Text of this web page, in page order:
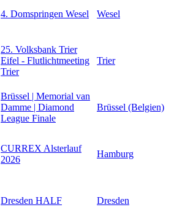
4. Domspringen Wesel Wesel
25. Volksbank Trier
Eifel - Flutlichtmeeting
Trier
Trier
Brüssel | Memorial van
Damme | Diamond
League Finale
Brüssel (Belgien)
CURREX Alsterlauf
2026
Hamburg
Dresden HALF Dresden